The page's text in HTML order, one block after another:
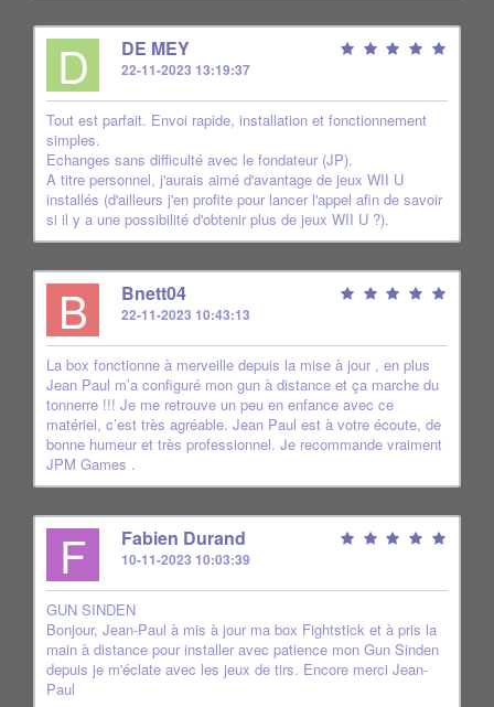
D DE MEY
22-11-2023 13:19:37
Tout est parfait. Envoi rapide, installation et fonctionnement
simples.
Echanges sans difficulté avec le fondateur (JP).
A titre personnel, j'aurais aimé d'avantage de jeux WII U
installés (d'ailleurs j'en profite pour lancer l'appel afin de savoir
si il y a une possibilité d'obtenir plus de jeux WII U ?).
B Bnett04
22-11-2023 10:43:13
La box fonctionne à merveille depuis la mise à jour , en plus
Jean Paul m’a configuré mon gun à distance et ça marche du
tonnerre !!! Je me retrouve un peu en enfance avec ce
matériel, c’est très agréable. Jean Paul est à votre écoute, de
bonne humeur et très professionnel. Je recommande vraiment
JPM Games .
F Fabien Durand
10-11-2023 10:03:39
GUN SINDEN
Bonjour, Jean-Paul à mis à jour ma box Fightstick et à pris la
main à distance pour installer avec patience mon Gun Sinden
depuis je m'éclate avec les jeux de tirs. Encore merci Jean-
Paul